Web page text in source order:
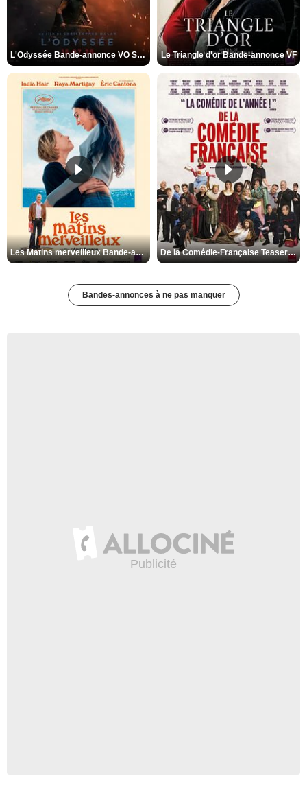
L'Odyssée Bande-annonce VO STFR Le Triangle d'or Bande-annonce VF
Les Matins merveilleux Bande-annonce VF De la Comédie-Française Teaser VF
Bandes-annonces à ne pas manquer